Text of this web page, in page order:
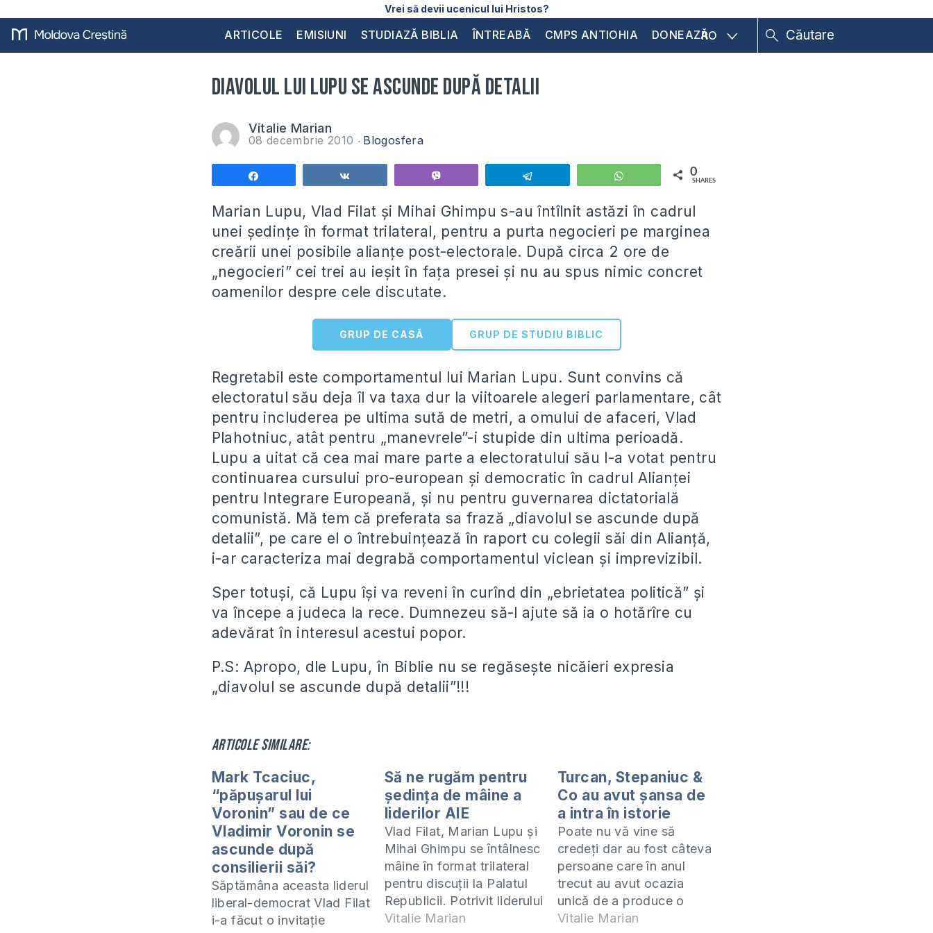
Vrei să devii ucenicul lui Hristos?
ARTICOLE EMISIUNI STUDIAZĂ BIBLIA ÎNTREABĂ CMPS ANTIOHIA DONEAZĂRO
Diavolul lui Lupu se ascunde după detalii
Vitalie Marian
08 decembrie 2010 Blogosfera
WhatsApp 0
SHARES
Marian Lupu, Vlad Filat şi Mihai Ghimpu s-au întîlnit astăzi în cadrul
unei şedinţe în format trilateral, pentru a purta negocieri pe marginea
creării unei posibile alianţe post-electorale. După circa 2 ore de
„negocieri” cei trei au ieşit în faţa presei şi nu au spus nimic concret
oamenilor despre cele discutate.
GRUP DE CASĂ GRUP DE STUDIU BIBLIC
Regretabil este comportamentul lui Marian Lupu. Sunt convins că
electoratul său deja îl va taxa dur la viitoarele alegeri parlamentare, cât
pentru includerea pe ultima sută de metri, a omului de afaceri, Vlad
Plahotniuc, atât pentru „manevrele”-i stupide din ultima perioadă.
Lupu a uitat că cea mai mare parte a electoratului său l-a votat pentru
continuarea cursului pro-european şi democratic în cadrul Alianţei
pentru Integrare Europeană, şi nu pentru guvernarea dictatorială
comunistă. Mă tem că preferata sa frază „diavolul se ascunde după
detalii”, pe care el o întrebuinţează în raport cu colegii săi din Alianţă,
i-ar caracteriza mai degrabă comportamentul viclean şi imprevizibil.
Sper totuşi, că Lupu îşi va reveni în curînd din „ebrietatea politică” şi
va începe a judeca la rece. Dumnezeu să-l ajute să ia o hotărîre cu
adevărat în interesul acestui popor.
P.S: Apropo, dle Lupu, în Biblie nu se regăseşte nicăieri expresia
„diavolul se ascunde după detalii”!!!
Articole similare:
Mark Tcaciuc,
“păpuşarul lui
Voronin” sau de ce
Vladimir Voronin se
ascunde după
consilierii săi?
Săptămâna aceasta liderul
liberal-democrat Vlad Filat
i-a făcut o invitaţie
Să ne rugăm pentru
şedinţa de mâine a
liderilor AIE
Vlad Filat, Marian Lupu și
Mihai Ghimpu se întâlnesc
mâine în format trilateral
pentru discuții la Palatul
Republicii. Potrivit liderului
PLDM, întrunirea va avea
Vitalie Marian
Turcan, Stepaniuc &
Co au avut şansa de
a intra în istorie
Poate nu vă vine să
credeţi dar au fost câteva
persoane care în anul
trecut au avut ocazia
unică de a produce o
schimbare politică fără
Vitalie Marian